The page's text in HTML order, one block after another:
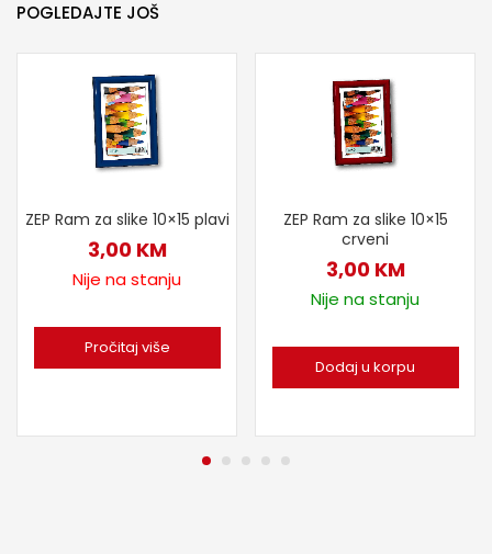
POGLEDAJTE JOŠ
ZEP Ram za slike 10×15 plavi
3,00 KM
Nije na stanju
Pročitaj više
ZEP Ram za slike 10×15
crveni
3,00 KM
Nije na stanju
Dodaj u korpu